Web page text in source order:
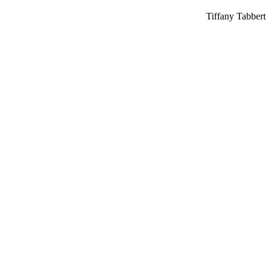
Tiffany Tabbert